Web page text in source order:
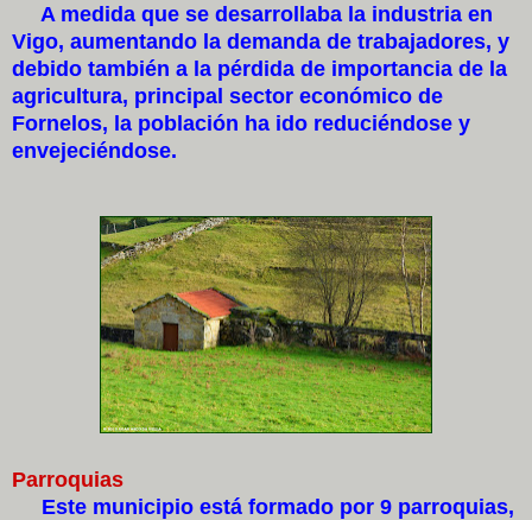
A medida que se desarrollaba la industria en
Vigo, aumentando la demanda de trabajadores, y
debido también a la pérdida de importancia de la
agricultura, principal sector económico de
Fornelos, la población ha ido reduciéndose y
envejeciéndose.
Parroquias
Este municipio está formado por 9 parroquias,